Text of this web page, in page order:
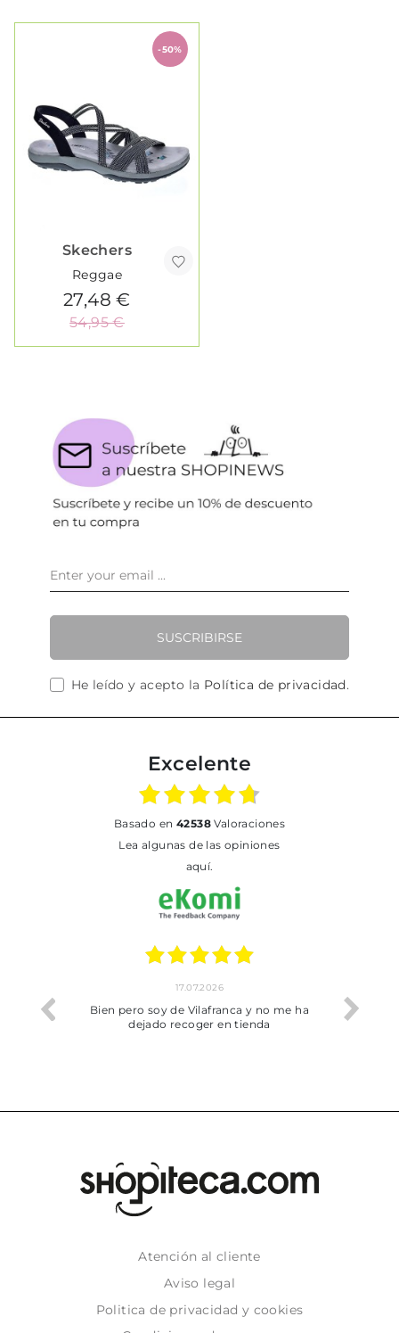
-50%
Skechers
Reggae
27,48 €
54,95 €
SUSCRIBIRSE
He leído y acepto la Política de privacidad.
Excelente
basado en 42538Valoraciones
Lea algunas de las opiniones
aquí.
trobat
17.07.2026
Bien pero soy de Vilafranca y no me ha
dejado recoger en tienda
Atención al cliente
Aviso legal
Politica de privacidad y cookies